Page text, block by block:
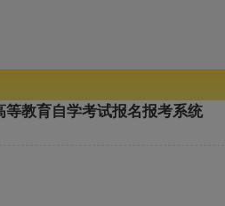
等教育自学考试报名报考系统